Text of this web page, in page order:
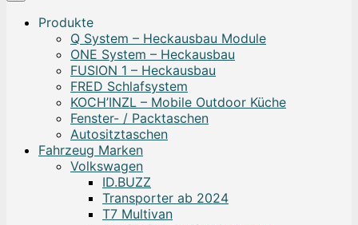
Produkte
Q System – Heckausbau Module
ONE System – Heckausbau
FUSION 1 – Heckausbau
FRED Schlafsystem
KOCH’INZL – Mobile Outdoor Küche
Fenster- / Packtaschen
Autositztaschen
Fahrzeug Marken
Volkswagen
ID.BUZZ
Transporter ab 2024
T7 Multivan